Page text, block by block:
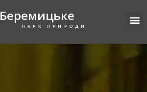
Беремицьке
ПАРК ПРИРОДИ